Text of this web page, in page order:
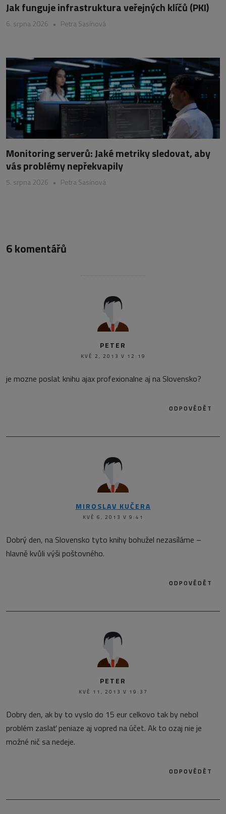
Jak funguje infrastruktura veřejných klíčů (PKI)
6. srpna 2026 • Petra Sasínová
Monitoring serverů: Jaké metriky sledovat, aby
vás problémy nepřekvapily
5. srpna 2026 • Petra Sasínová
6 komentářů
PETER
KVĚ 2, 2013 V 12:19
je mozne poslat knihu ajax profexionalne aj na Slovensko?
ODPOVĚDĚT
MIROSLAV KUČERA
KVĚ 6, 2013 V 9:41
Dobrý den, na Slovensko tyto knihy bohužel nezasíláme –
hlavně kvůli výši poštovného.
ODPOVĚDĚT
PETER
KVĚ 11, 2013 V 19:37
Dobry den, ak by to vyslo do 15 eur celkovo tak by nebol
problém zaslať peniaze aj vopred na účet. Ak to ozaj nie je
možné nič sa nedeje.
ODPOVĚDĚT